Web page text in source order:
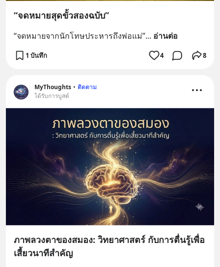
“จดหมายสุดขั้วสองฉบับ”
“จดหมายจากนักโทษประหารถึงพ่อแม่”... อ่านต่อ
1 บันทึก 4 8
MyThoughts • ติดตาม
ได้รับการบูสต์
ภาพลวงตาของสมอง: วิทยาศาสตร์ กับการตื่นรู้เพื่อ
เสี้ยวนาทีสำคัญ